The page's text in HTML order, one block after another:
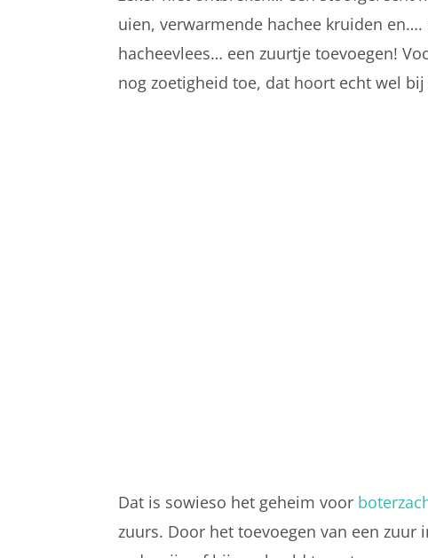
uien, verwarmende hachee kruiden
hacheevlees… een zuurtje toevoegen!
nog zoetigheid toe, dat hoort echt wel
Dat is sowieso het geheim voor
zuurs. Door het toevoegen van een